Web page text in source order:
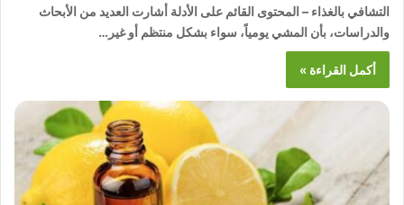
التشافي بالغذاء – المحتوى القائم على الأدلة أشارت العديد من الأبحاث
والدراسات، بأن المشي يومياً، سواء بشكل منتظم أو غير…
أكمل القراءة »